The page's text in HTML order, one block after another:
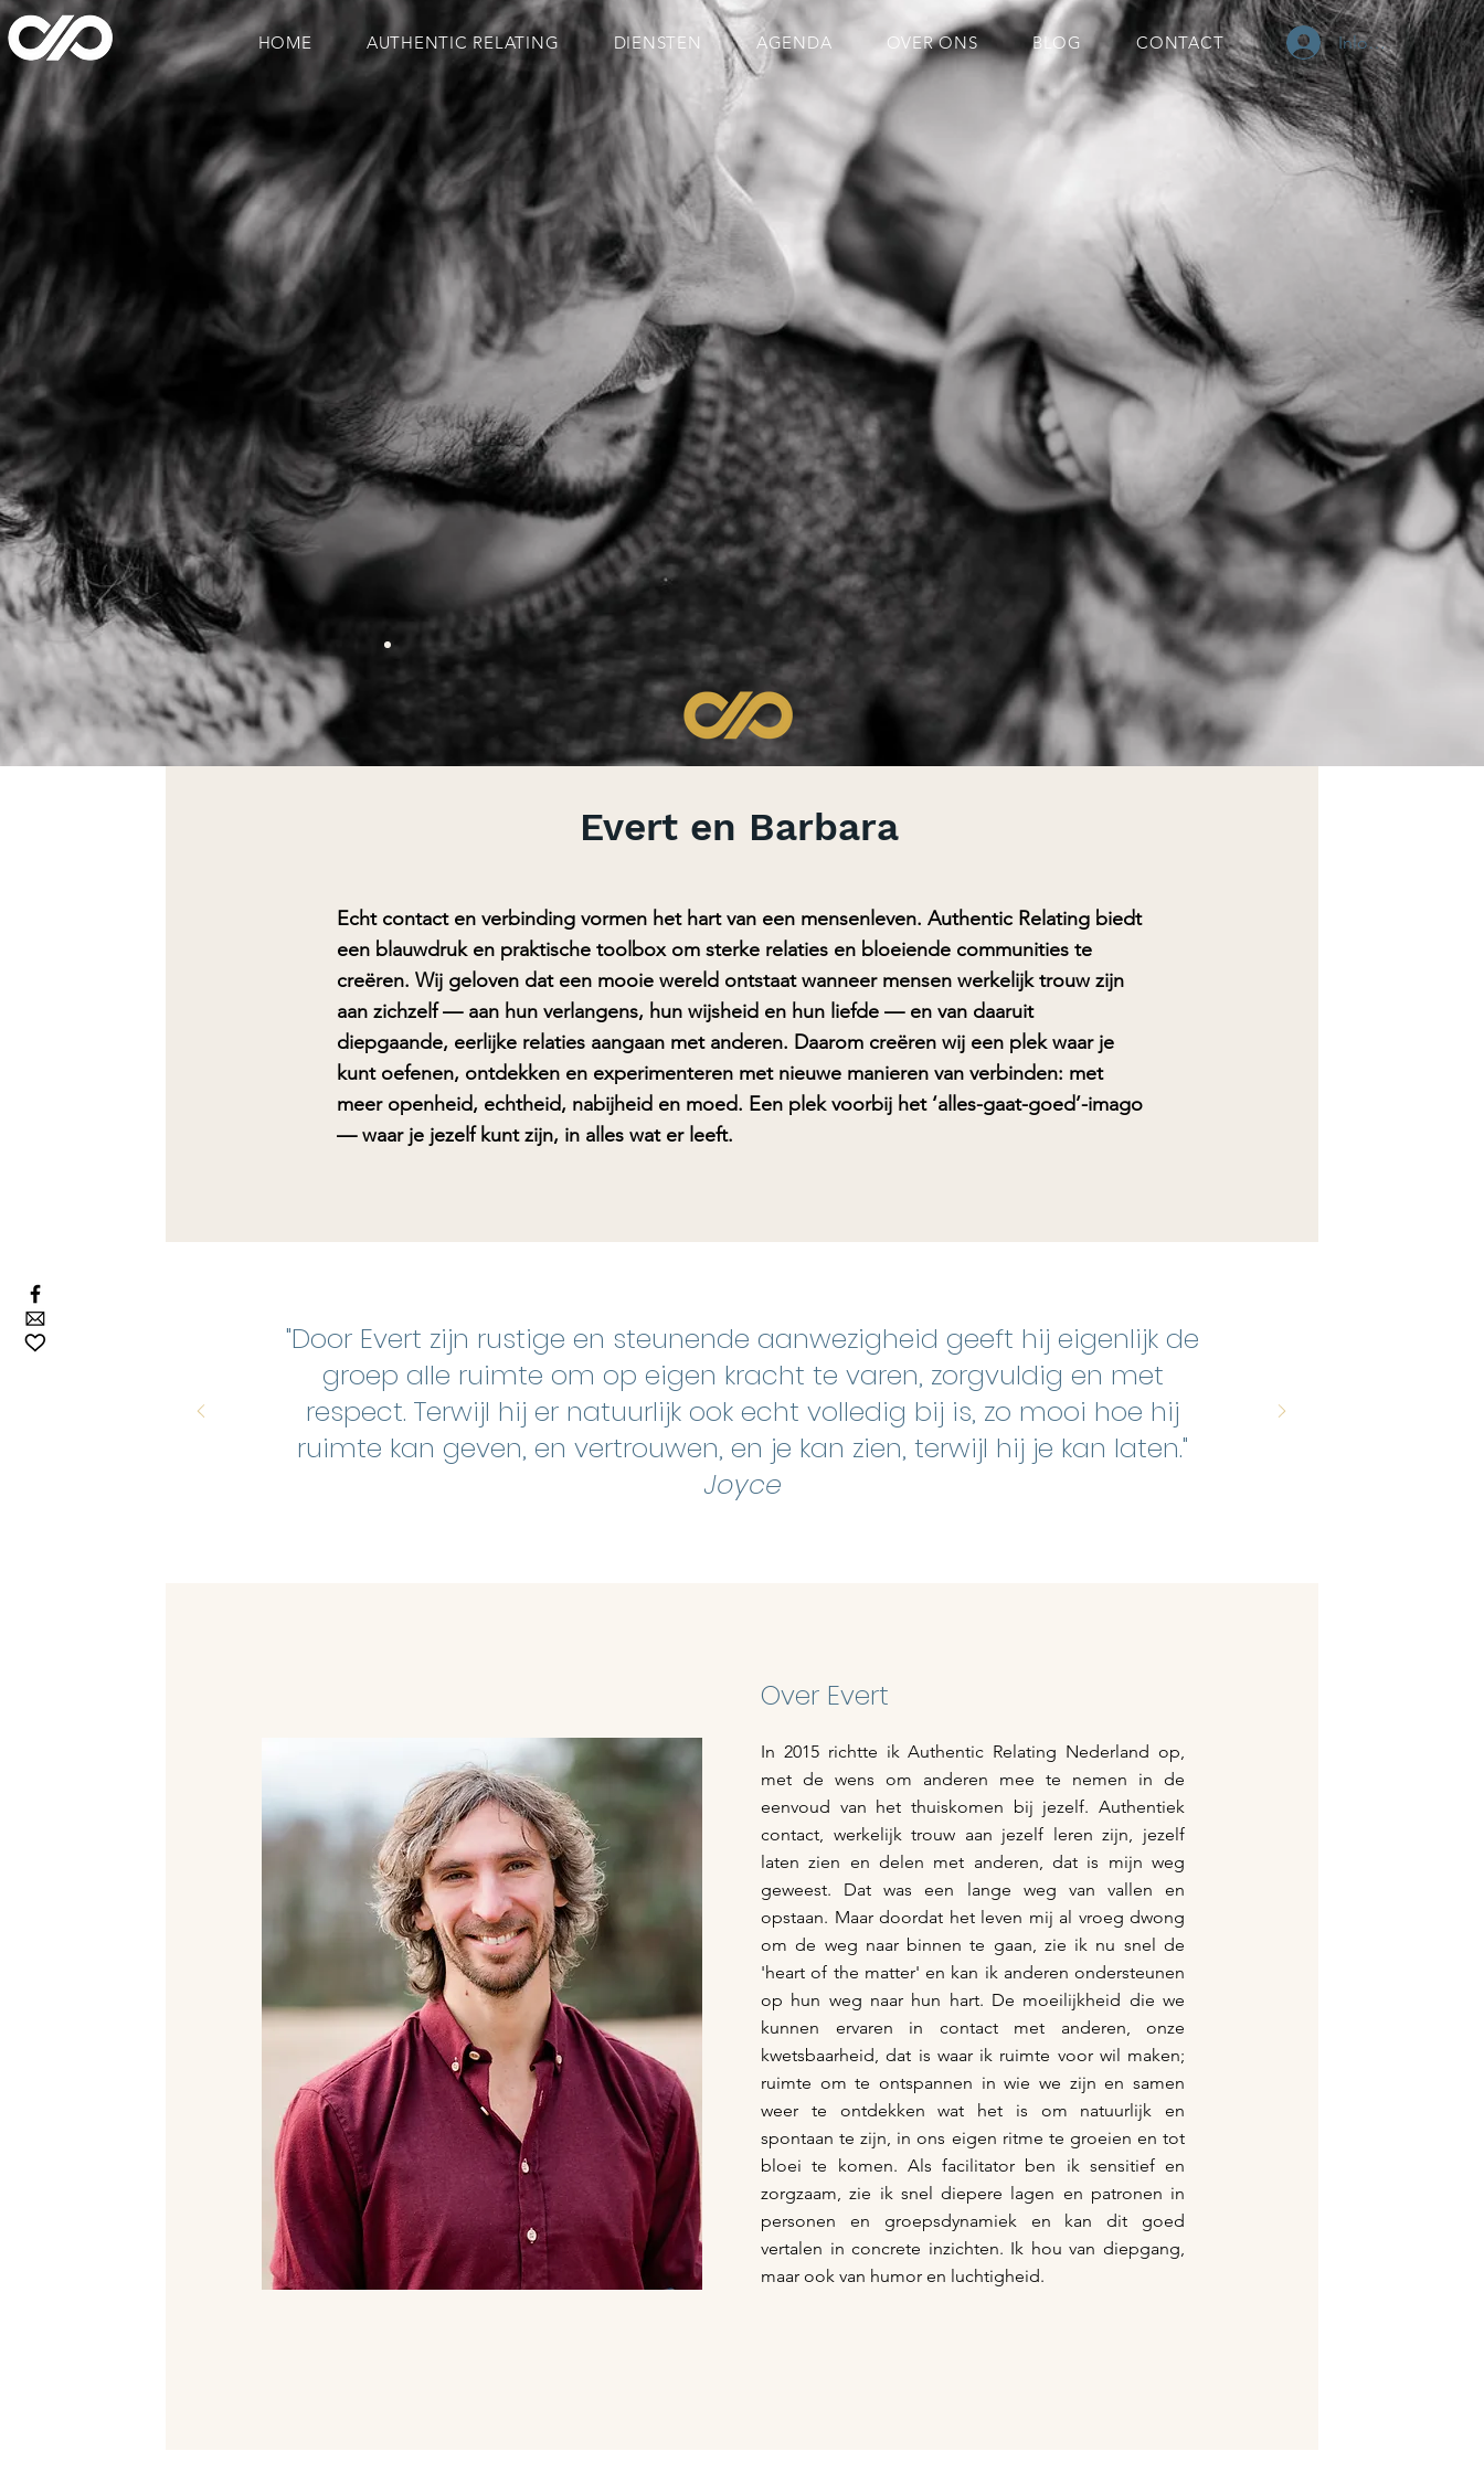
HOME AUTHENTIC RELATING DIENSTEN AGENDA OVER ONS BLOG CONTACT Inloggen
Evert en Barbara
Echt contact en verbinding vormen het hart van een mensenleven. Authentic Relating biedt
een blauwdruk en praktische toolbox om sterke relaties en bloeiende communities te
creëren. Wij geloven dat een mooie wereld ontstaat wanneer mensen werkelijk trouw zijn
aan zichzelf — aan hun verlangens, hun wijsheid en hun liefde — en van daaruit
diepgaande, eerlijke relaties aangaan met anderen. Daarom creëren wij een plek waar je
kunt oefenen, ontdekken en experimenteren met nieuwe manieren van verbinden: met
meer openheid, echtheid, nabijheid en moed. Een plek voorbij het ‘alles-gaat-goed’-imago
— waar je jezelf kunt zijn, in alles wat er leeft.
Over Evert
In 2015 richtte ik Authentic Relating Nederland op,
met de wens om anderen mee te nemen in de
eenvoud van het thuiskomen bij jezelf. Authentiek
contact, werkelijk trouw aan jezelf leren zijn, jezelf
laten zien en delen met anderen, dat is mijn weg
geweest. Dat was een lange weg van vallen en
opstaan. Maar doordat het leven mij al vroeg dwong
om de weg naar binnen te gaan, zie ik nu snel de
'heart of the matter' en kan ik anderen ondersteunen
op hun weg naar hun hart. De moeilijkheid die we
kunnen ervaren in contact met anderen, onze
kwetsbaarheid, dat is waar ik ruimte voor wil maken;
ruimte om te ontspannen in wie we zijn en samen
weer te ontdekken wat het is om natuurlijk en
spontaan te zijn, in ons eigen ritme te groeien en tot
bloei te komen. Als facilitator ben ik sensitief en
zorgzaam, zie ik snel diepere lagen en patronen in
personen en groepsdynamiek en kan dit goed
vertalen in concrete inzichten. Ik hou van diepgang,
maar ook van humor en luchtigheid.
"Door Evert zijn rustige en steunende aanwezigheid geeft hij eigenlijk de
groep alle ruimte om op eigen kracht te varen, zorgvuldig en met
respect. Terwijl hij er natuurlijk ook echt volledig bij is, zo mooi hoe hij
ruimte kan geven, en vertrouwen, en je kan zien, terwijl hij je kan laten."
Joyce